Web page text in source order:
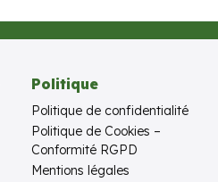
Politique
Politique de confidentialité
Politique de Cookies –
Conformité RGPD
Mentions légales